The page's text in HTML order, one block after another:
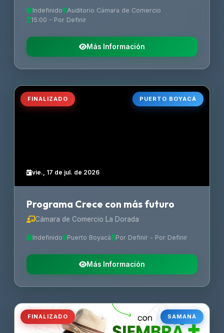
Indefinido
Auditorio Cámara de Comercio
15:00 - Por Definir
Más Información
PUERTO BOYACÁ
vie., 17 de jul. de 2026
FINALIZADO
Programa Crece con más futuro
Cámara de Comercio La Dorada
Indefinido Puerto Boyacá Por Definir - Por Definir
Más Información
SAMANÁ
FINALIZADO